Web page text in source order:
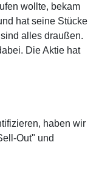
wollte, bekam
hat seine Stücke
alles draußen.
Die Aktie hat
haben wir
Out" und